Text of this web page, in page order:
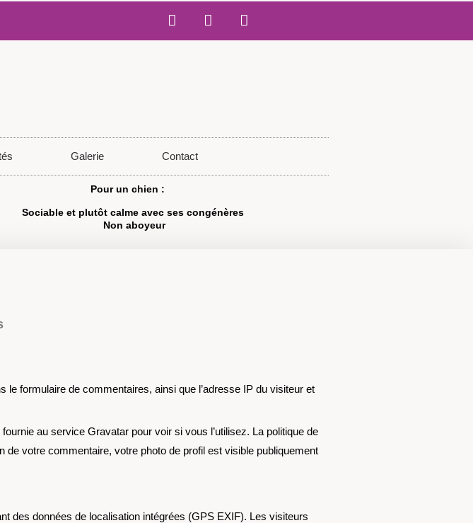
Galerie Contact
Pour un chien :
Sociable et plutôt calme avec ses congénères
Non aboyeur
formulaire de commentaires, ainsi que l’adresse IP du visiteur et
au service Gravatar pour voir si vous l’utilisez. La politique de
votre commentaire, votre photo de profil est visible publiquement
des données de localisation intégrées (GPS EXIF). Les visiteurs